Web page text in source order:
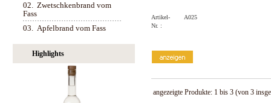
02. Zwetschkenbrand vom
Fass
03. Apfelbrand vom Fass
Highlights
Artikel-
Nr. :
A025
angezeigte Produkte: 1 bis 3 (von 3